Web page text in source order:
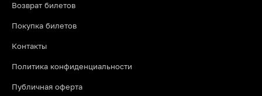
Возврат билетов
Покупка билетов
Контакты
Политика конфиденциальности
Публичная оферта